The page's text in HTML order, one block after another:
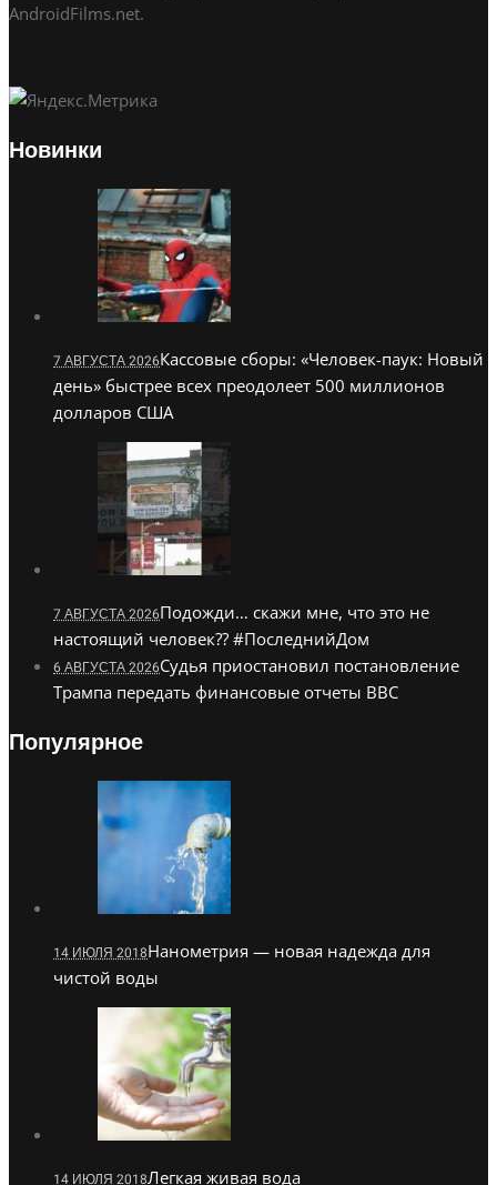
AndroidFilms.net.
Новинки
7 АВГУСТА 2026Кассовые сборы: «Человек-паук: Новый
день» быстрее всех преодолеет 500 миллионов
долларов США
7 АВГУСТА 2026Подожди… скажи мне, что это не
настоящий человек?? #ПоследнийДом
6 АВГУСТА 2026Судья приостановил постановление
Трампа передать финансовые отчеты BBC
Популярное
14 ИЮЛЯ 2018Нанометрия — новая надежда для
чистой воды
14 ИЮЛЯ 2018Легкая живая вода